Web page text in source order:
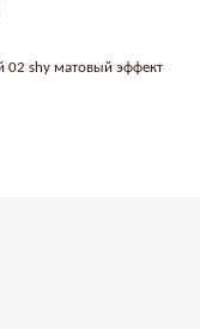
02 shy матовый эффект